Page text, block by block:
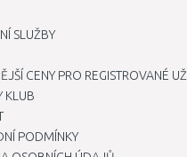
SLUŽBY
CENY PRO REGISTROVANÉ
KLUB
PODMÍNKY